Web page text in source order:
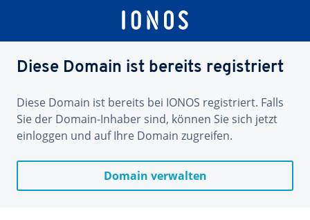
Diese Domain ist bereits registriert
Diese Domain ist bereits bei IONOS registriert. Falls
Sie der Domain-Inhaber sind, können Sie sich jetzt
einloggen und auf Ihre Domain zugreifen.
Domain verwalten